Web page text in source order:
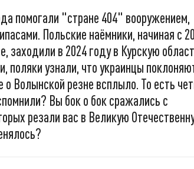
помогали "стране 404" вооружением,
Польские наёмники, начиная с
заходили в 2024 году в Курскую
поляки узнали, что украинцы
о Волынской резне всплыло. То есть
Вы бок о бок сражались с
резали вас в Великую